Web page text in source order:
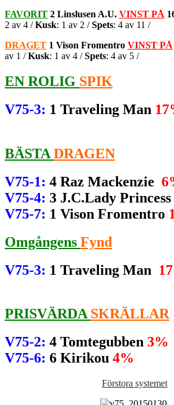
FAVORIT 2 Linslusen A.U. VINST PÅ
2 av 4 /Kusk: 1 av 2 /Spets: 4 av 11 /
DRAGET 1 Vison Fromentro VINST PÅ
av 1 /Kusk: 1 av 4 /Spets: 4 av 5 /
EN ROLIG SPIK
V75-3: 1 Traveling Man
BÄSTA DRAGEN
V75-1: 4 Raz Mackenzie
V75-4: 3 J.C.Lady Princess
V75-7: 1 Vison Fromentro
Omgångens Fynd
V75-3: 1 Traveling Man
PRISVÄRDASKRÄLLAR
V75-2: 4 Tomtegubben 3%
V75-6: 6 Kirikou 4%
Förstora systemet